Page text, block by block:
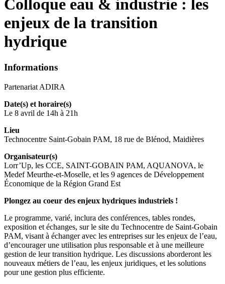
Colloque eau & industrie : les
enjeux de la transition
hydrique
Informations
Partenariat ADIRA
Date(s) et horaire(s)
Le 8 avril de 14h à 21h
Lieu
Technocentre Saint-Gobain PAM, 18 rue de Blénod, Maidières
Organisateur(s)
Lorr’Up, les CCE, SAINT-GOBAIN PAM, AQUANOVA, le
Medef Meurthe-et-Moselle, et les 9 agences de Développement
Économique de la Région Grand Est
Plongez au coeur des enjeux hydriques industriels !
Le programme, varié, inclura des conférences, tables rondes,
exposition et échanges, sur le site du Technocentre de Saint-Gobain
PAM, visant à échanger avec les entreprises sur les enjeux de l’eau,
d’encourager une utilisation plus responsable et à une meilleure
gestion de leur transition hydrique. Les discussions aborderont les
nouveaux métiers de l’eau, les enjeux juridiques, et les solutions
pour une gestion plus efficiente.